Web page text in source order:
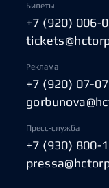
Билеты
+7 (920) 006-
Реклама
+7 (920) 07-
Пресс-служба
+7 (930) 800-